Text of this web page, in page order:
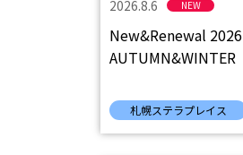
2026.8.6 NEW
New&Renewal 2026
AUTUMN&WINTER
札幌ステラプレイス